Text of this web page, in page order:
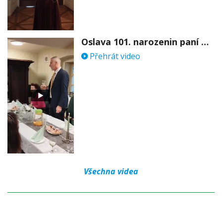
Oslava 101. narozenin paní Věry Skořepové
Přehrát video
Všechna videa